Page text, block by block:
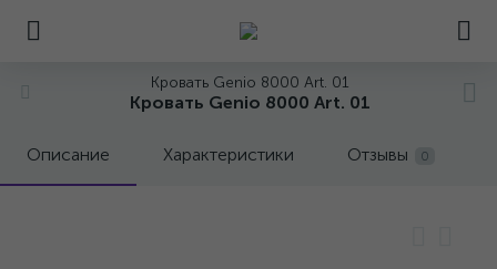
Кровать Genio 8000 Art. 01
Кровать Genio 8000 Art. 01
Описание Характеристики Отзывы 0